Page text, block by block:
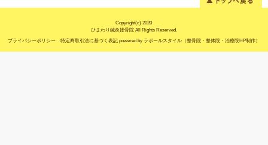
（※火曜日が完全自費施術の為）
木曜日、祝祭日、土・日曜午後